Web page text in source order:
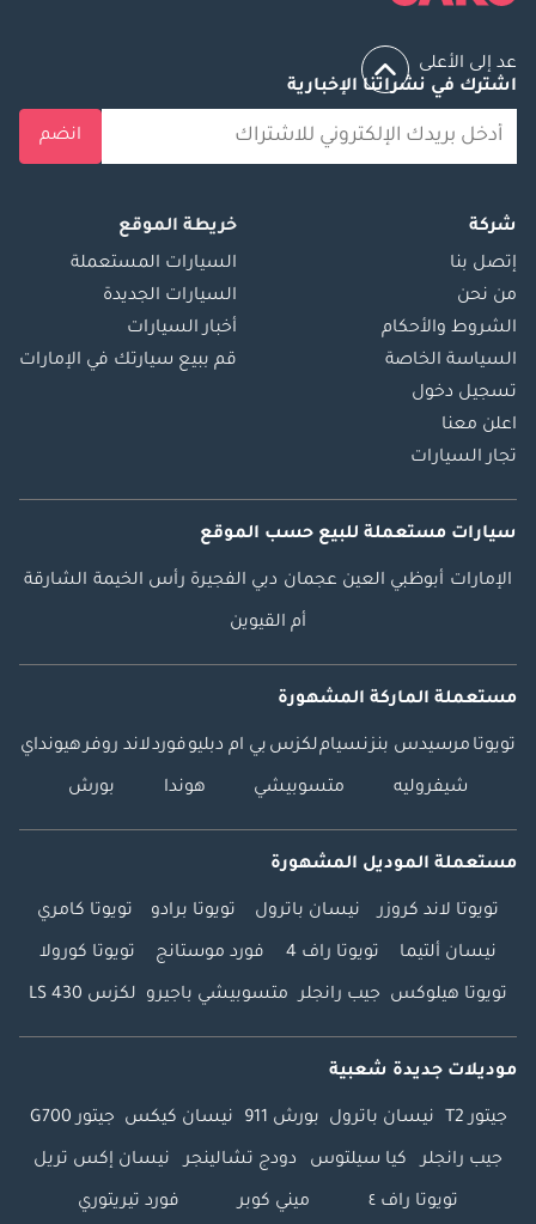
عد إلى الأعلى
اشترك في نشراتنا الإخبارية
انضم
شركة
إتصل بنا
من نحن
الشروط والأحكام
السياسة الخاصة
تسجيل دخول
اعلن معنا
تجار السيارات
خريطة الموقع
السيارات المستعملة
السيارات الجديدة
أخبار السيارات
قم ببيع سيارتك في الإمارات
سيارات مستعملة للبيع حسب الموقع
الإمارات أبوظبي العين عجمان دبي الفجيرة رأس الخيمة الشارقة
أم القيوين
مستعملة الماركة المشهورة
تويوتا مرسيدس بنزنسياملكزس بي ام دبليوفوردلاند روفرهيونداي
شيفروليه متسوبيشي هوندا بورش
مستعملة الموديل المشهورة
تويوتا لاند كروزر نيسان باترول تويوتا برادو تويوتا كامري
نيسان ألتيما تويوتا راف 4 فورد موستانج تويوتا كورولا
تويوتا هيلوكس جيب رانجلر متسوبيشي باجيرو لكزس LS 430
موديلات جديدة شعبية
جيتور T2 نيسان باترول بورش 911 نيسان كيكس جيتور G700
جيب رانجلر كيا سيلتوس دودج تشالينجر نيسان إكس تريل
تويوتا راف ٤ ميني كوبر فورد تيريتوري